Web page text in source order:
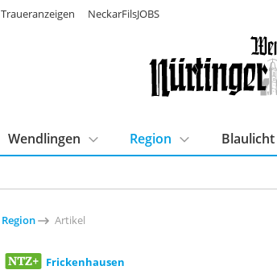
Wendlingen Region Blaulicht
Traueranzeigen NeckarFilsJOBS
Region Artikel
Frickenhausen